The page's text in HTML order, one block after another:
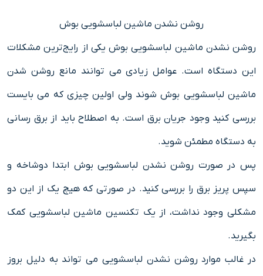
روشن نشدن ماشین لباسشویی بوش
روشن نشدن ماشین لباسشویی بوش یکی از رایج‌ترین مشکلات
این دستگاه است. عوامل زیادی می توانند مانع روشن شدن
ماشین لباسشویی بوش شوند ولی اولین چیزی که می بایست
بررسی کنید وجود جریان برق است. به اصطلاح باید از برق رسانی
به دستگاه مطمئن شوید.
پس در صورت روشن نشدن لباسشویی بوش ابتدا دوشاخه و
سپس پریز برق را بررسی کنید. در صورتی که هیچ یک از این دو
مشکلی وجود نداشت، از یک تکنسین ماشین لباسشویی کمک
بگیرید.
در غالب موارد روشن نشدن لباسشویی می تواند به دلیل بروز